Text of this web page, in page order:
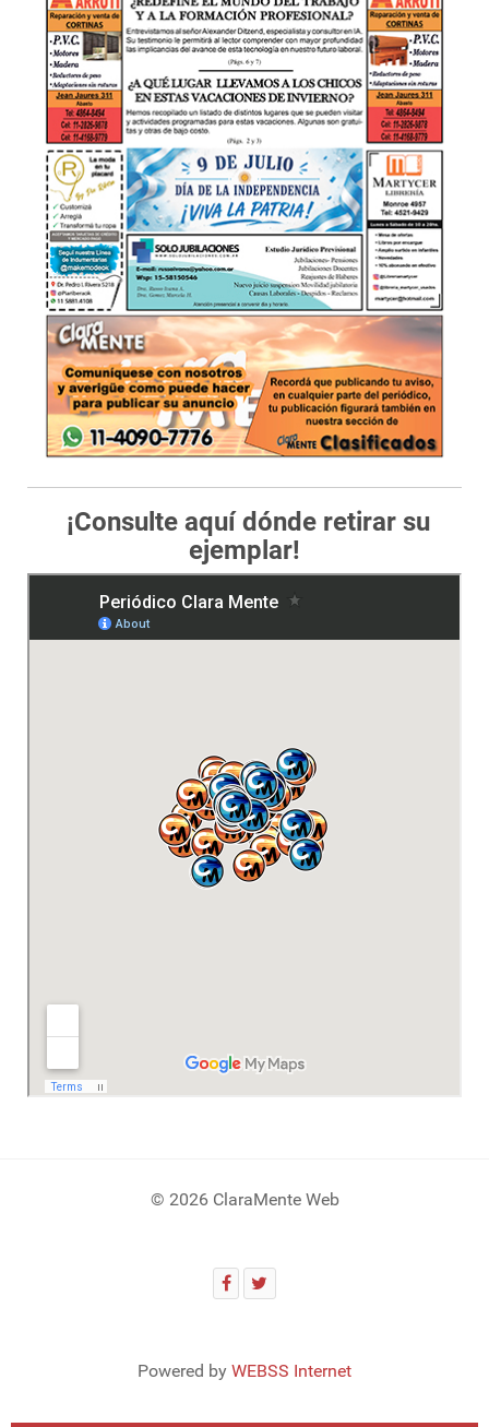
¡Consulte aquí dónde retirar su
ejemplar!
© 2026 ClaraMente Web
Powered by WEBSS Internet